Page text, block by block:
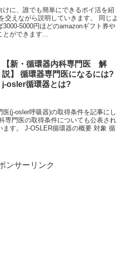
けに、誰でも簡単にできるポイ活を紹
交えながら説明していきます。 同じよ
3000-5000円ほどのamazonギフト券や
ができます...
【新・循環器内科専門医 解
説】 循環器専門医になるには?
j-osler循環器とは?
医(j-osler呼吸器)の取得条件を記事にし
専門医の取得条件についても公表され
ます。 J-OSLER循環器の概要 対象 循
ンサーリンク